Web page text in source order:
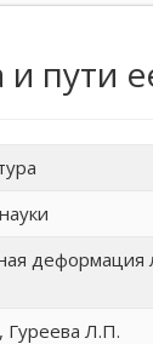
пути
деформация
Гуреева Л.П.